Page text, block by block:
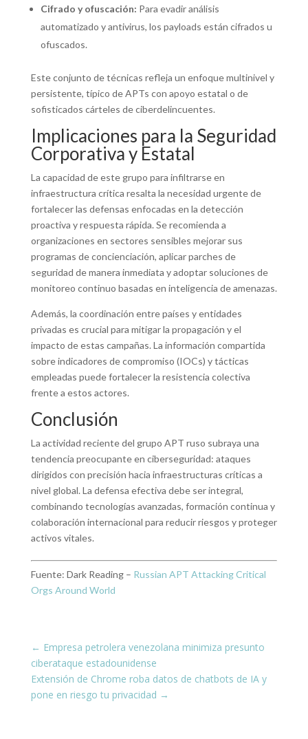
Cifrado y ofuscación: Para evadir análisis
automatizado y antivirus, los payloads están cifrados u
ofuscados.
Este conjunto de técnicas refleja un enfoque multinivel y
persistente, típico de APTs con apoyo estatal o de
sofisticados cárteles de ciberdelincuentes.
Implicaciones para la Seguridad
Corporativa y Estatal
La capacidad de este grupo para infiltrarse en
infraestructura crítica resalta la necesidad urgente de
fortalecer las defensas enfocadas en la detección
proactiva y respuesta rápida. Se recomienda a
organizaciones en sectores sensibles mejorar sus
programas de concienciación, aplicar parches de
seguridad de manera inmediata y adoptar soluciones de
monitoreo continuo basadas en inteligencia de amenazas.
Además, la coordinación entre países y entidades
privadas es crucial para mitigar la propagación y el
impacto de estas campañas. La información compartida
sobre indicadores de compromiso (IOCs) y tácticas
empleadas puede fortalecer la resistencia colectiva
frente a estos actores.
Conclusión
La actividad reciente del grupo APT ruso subraya una
tendencia preocupante en ciberseguridad: ataques
dirigidos con precisión hacia infraestructuras críticas a
nivel global. La defensa efectiva debe ser integral,
combinando tecnologías avanzadas, formación continua y
colaboración internacional para reducir riesgos y proteger
activos vitales.
Fuente: Dark Reading – Russian APT Attacking Critical
Orgs Around World
← Empresa petrolera venezolana minimiza presunto
ciberataque estadounidense
Extensión de Chrome roba datos de chatbots de IA y
pone en riesgo tu privacidad →